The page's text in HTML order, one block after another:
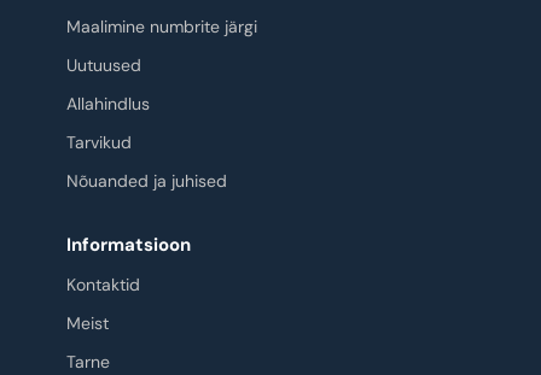
Maalimine numbrite järgi
Uutuused
Allahindlus
Tarvikud
Nõuanded ja juhised
Informatsioon
Kontaktid
Meist
Tarne